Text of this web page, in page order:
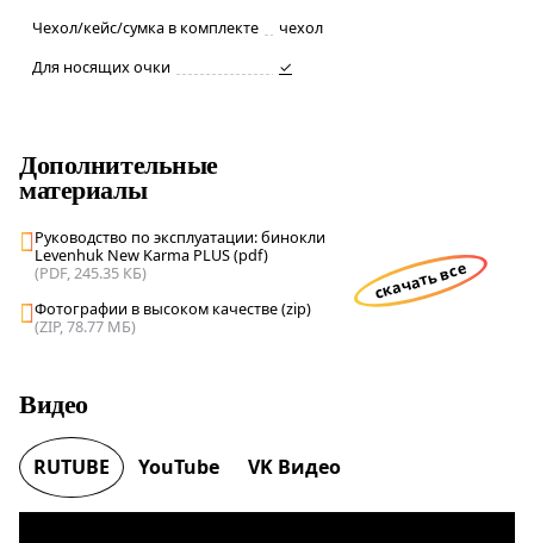
Чехол/кейс/сумка в комплекте
чехол
Для носящих очки
✓
Дополнительные
материалы
Руководство по эксплуатации: бинокли
Levenhuk New Karma PLUS (pdf)
(PDF, 245.35 КБ)
Фотографии в высоком качестве (zip)
(ZIP, 78.77 МБ)
скачать все
Видео
RUTUBE YouTube VK Видео